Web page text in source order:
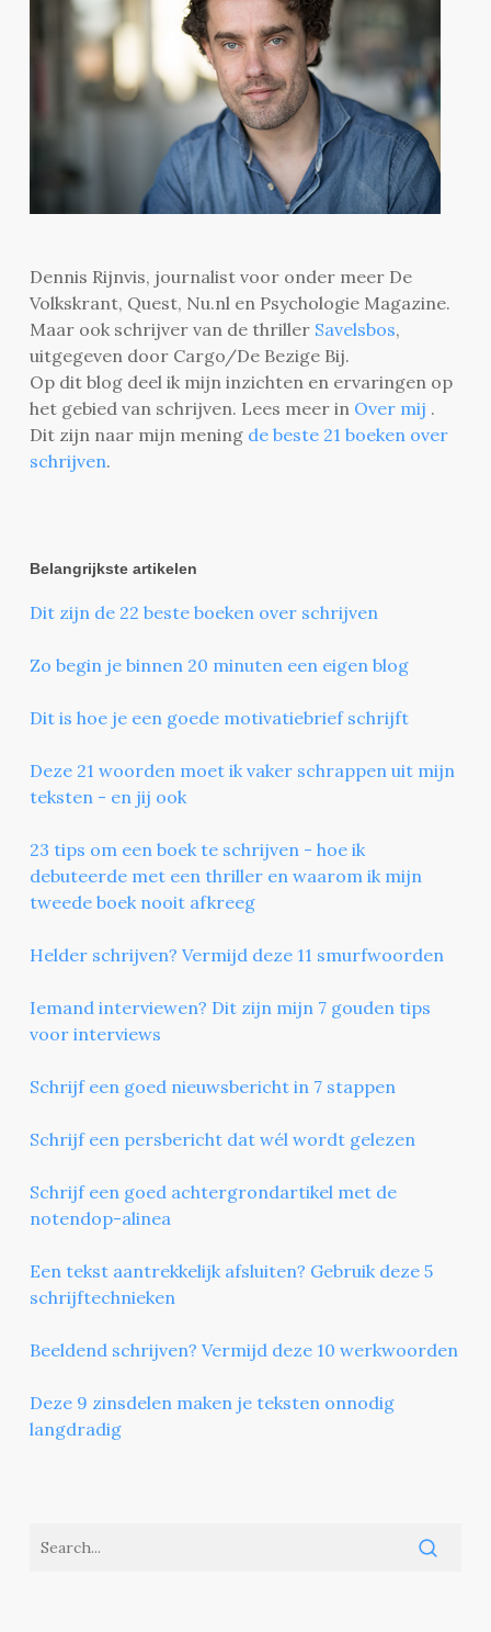
Dennis Rijnvis, journalist voor onder meer De
Volkskrant, Quest, Nu.nl en Psychologie Magazine.
Maar ook schrijver van de thriller Savelsbos,
uitgegeven door Cargo/De Bezige Bij.
Op dit blog deel ik mijn inzichten en ervaringen op
het gebied van schrijven. Lees meer in Over mij .
Dit zijn naar mijn mening de beste 21 boeken over
schrijven.
Belangrijkste artikelen
Dit zijn de 22 beste boeken over schrijven
Zo begin je binnen 20 minuten een eigen blog
Dit is hoe je een goede motivatiebrief schrijft
Deze 21 woorden moet ik vaker schrappen uit mijn
teksten - en jij ook
23 tips om een boek te schrijven - hoe ik
debuteerde met een thriller en waarom ik mijn
tweede boek nooit afkreeg
Helder schrijven? Vermijd deze 11 smurfwoorden
Iemand interviewen? Dit zijn mijn 7 gouden tips
voor interviews
Schrijf een goed nieuwsbericht in 7 stappen
Schrijf een persbericht dat wél wordt gelezen
Schrijf een goed achtergrondartikel met de
notendop-alinea
Een tekst aantrekkelijk afsluiten? Gebruik deze 5
schrijftechnieken
Beeldend schrijven? Vermijd deze 10 werkwoorden
Deze 9 zinsdelen maken je teksten onnodig
langdradig